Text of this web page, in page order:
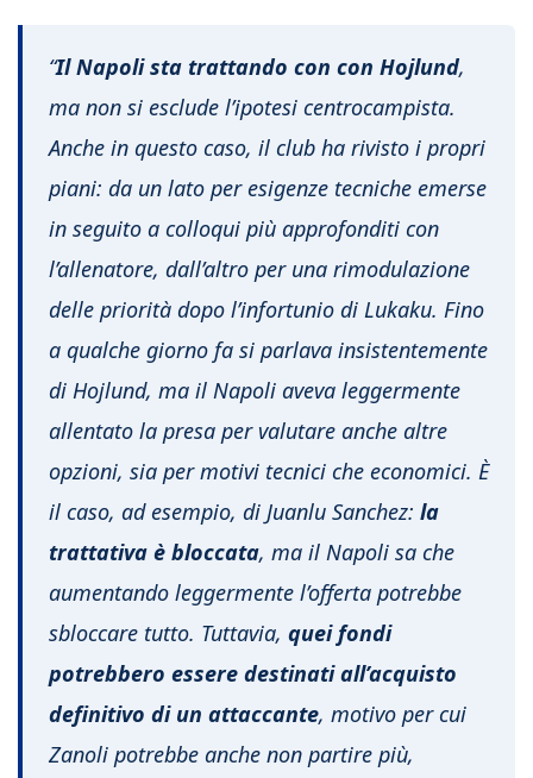
“Il Napoli sta trattando con con Hojlund,
ma non si esclude l’ipotesi centrocampista.
Anche in questo caso, il club ha rivisto i propri
piani: da un lato per esigenze tecniche emerse
in seguito a colloqui più approfonditi con
l’allenatore, dall’altro per una rimodulazione
delle priorità dopo l’infortunio di Lukaku. Fino
a qualche giorno fa si parlava insistentemente
di Hojlund, ma il Napoli aveva leggermente
allentato la presa per valutare anche altre
opzioni, sia per motivi tecnici che economici. È
il caso, ad esempio, di Juanlu Sanchez: la
trattativa è bloccata, ma il Napoli sa che
aumentando leggermente l’offerta potrebbe
sbloccare tutto. Tuttavia, quei fondi
potrebbero essere destinati all’acquisto
definitivo di un attaccante, motivo per cui
Zanoli potrebbe anche non partire più,